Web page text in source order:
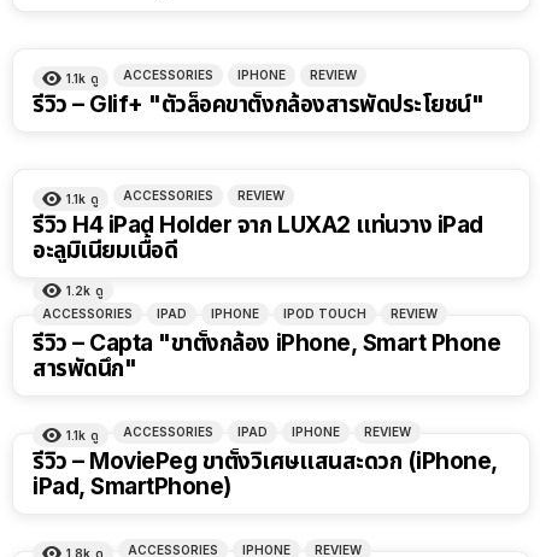
1.1k ดู ACCESSORIES IPHONE REVIEW
รีวิว – Glif+ "ตัวล็อคขาตั้งกล้องสารพัดประโยชน์"
1.1k ดู ACCESSORIES REVIEW
รีวิว H4 iPad Holder จาก LUXA2 แท่นวาง iPad
อะลูมิเนียมเนื้อดี
1.2k ดู
ACCESSORIES
IPAD IPHONE IPOD TOUCH REVIEW
รีวิว – Capta "ขาตั้งกล้อง iPhone, Smart Phone
สารพัดนึก"
1.1k ดู ACCESSORIES IPAD IPHONE REVIEW
รีวิว – MoviePeg ขาตั้งวิเศษแสนสะดวก (iPhone,
iPad, SmartPhone)
1.8k ดู ACCESSORIES IPHONE REVIEW